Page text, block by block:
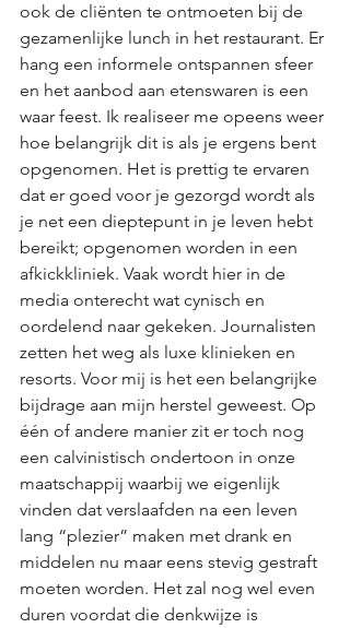
ook de cliënten te ontmoeten bij de
gezamenlijke lunch in het restaurant. Er
hang een informele ontspannen sfeer
en het aanbod aan etenswaren is een
waar feest. Ik realiseer me opeens weer
hoe belangrijk dit is als je ergens bent
opgenomen. Het is prettig te ervaren
dat er goed voor je gezorgd wordt als
je net een dieptepunt in je leven hebt
bereikt; opgenomen worden in een
afkickkliniek. Vaak wordt hier in de
media onterecht wat cynisch en
oordelend naar gekeken. Journalisten
zetten het weg als luxe klinieken en
resorts. Voor mij is het een belangrijke
bijdrage aan mijn herstel geweest. Op
één of andere manier zit er toch nog
een calvinistisch ondertoon in onze
maatschappij waarbij we eigenlijk
vinden dat verslaafden na een leven
lang “plezier” maken met drank en
middelen nu maar eens stevig gestraft
moeten worden. Het zal nog wel even
duren voordat die denkwijze is